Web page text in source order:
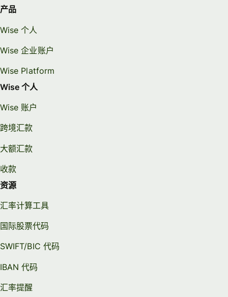
产品
Wise 个人
Wise 企业账户
Wise Platform
Wise 个人
Wise 账户
跨境汇款
大额汇款
收款
资源
汇率计算工具
国际股票代码
SWIFT/BIC 代码
IBAN 代码
汇率提醒